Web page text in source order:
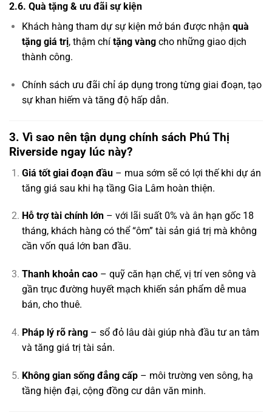
2.6. Quà tặng & ưu đãi sự kiện
Khách hàng tham dự sự kiện mở bán được nhận quà
tặng giá trị, thậm chí tặng vàngcho những giao dịch
thành công.
Chính sách ưu đãi chỉ áp dụng trong từng giai đoạn, tạo
sự khan hiếm và tăng độ hấp dẫn.
3. Vì sao nên tận dụng chính sách Phú Thị
Riverside ngay lúc này?
Giá tốt giai đoạn đầu– mua sớm sẽ có lợi thế khi dự án
tăng giá sau khi hạ tầng Gia Lâm hoàn thiện.
Hỗ trợ tài chính lớn– với lãi suất 0% và ân hạn gốc 18
tháng, khách hàng có thể “ôm” tài sản giá trị mà không
cần vốn quá lớn ban đầu.
Thanh khoản cao– quỹ căn hạn chế, vị trí ven sông và
gần trục đường huyết mạch khiến sản phẩm dễ mua
bán, cho thuê.
Pháp lý rõ ràng– sổ đỏ lâu dài giúp nhà đầu tư an tâm
và tăng giá trị tài sản.
Không gian sống đẳng cấp– môi trường ven sông, hạ
tầng hiện đại, cộng đồng cư dân văn minh.